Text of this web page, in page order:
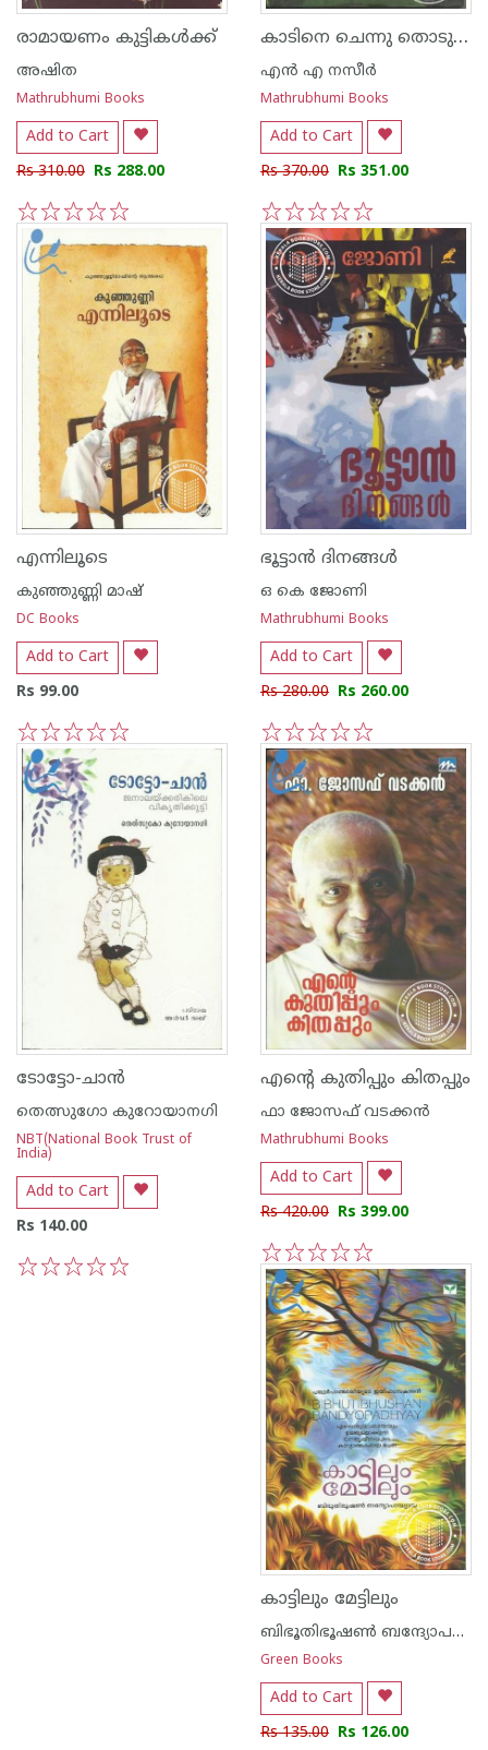
രാമായണം കുട്ടികള്‍ക്ക്‌
അഷിത
Mathrubhumi Books
Add to Cart
Rs 310.00 Rs 288.00
2
കാടിനെ ചെന്നു തൊടുമ്പോള്‍
എന്‍ എ നസീര്‍
Mathrubhumi Books
Add to Cart
Rs 370.00 Rs 351.00
5
4
3
2
1
എന്നിലൂടെ
കുഞ്ഞുണ്ണി മാഷ്‌
DC Books
Add to Cart
Rs 99.00
5
4
3
2
1
ഭൂട്ടാന്‍ ദിനങ്ങള്‍
ഒ കെ ജോണി
Mathrubhumi Books
Add to Cart
Rs 280.00 Rs 260.00
5
4
3
2
1
ടോട്ടോ-ചാ‌ന്‍
തെത്സുഗോ കുറോയാനഗി
NBT(National Book Trust of
India)
Add to Cart
Rs 140.00
എന്റെ കുതിപ്പും കിതപ്പും
ഫാ ജോസഫ് വടക്കന്‍
Mathrubhumi Books
Add to Cart
Rs 420.00 Rs 399.00
5
4
3
2
1
കാട്ടിലും മേട്ടിലും
ബിഭൂതിഭൂഷണ്‍ ബന്ദ്യോപദ്ധ്യായ
Green Books
Add to Cart
Rs 135.00 Rs 126.00